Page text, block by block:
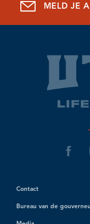
MELD JE
Contact
Bureau van de